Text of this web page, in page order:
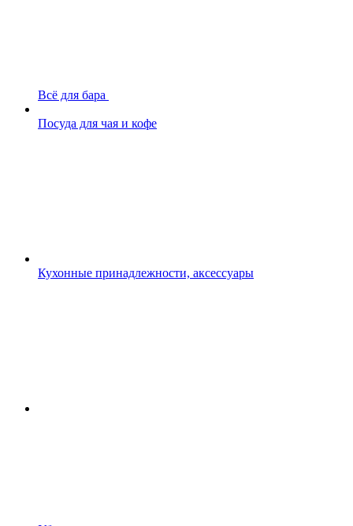
Всё для бара
Посуда для чая и кофе
Кухонные принадлежности, аксессуары